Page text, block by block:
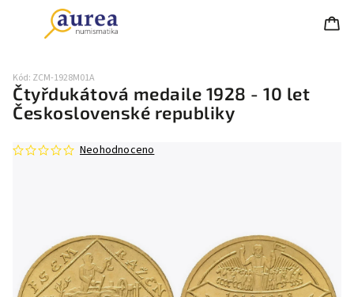
Čtyřdukátová medaile 1928 - 10 let
Československé republiky
Kód: ZCM-1928M01A
Neohodnoceno